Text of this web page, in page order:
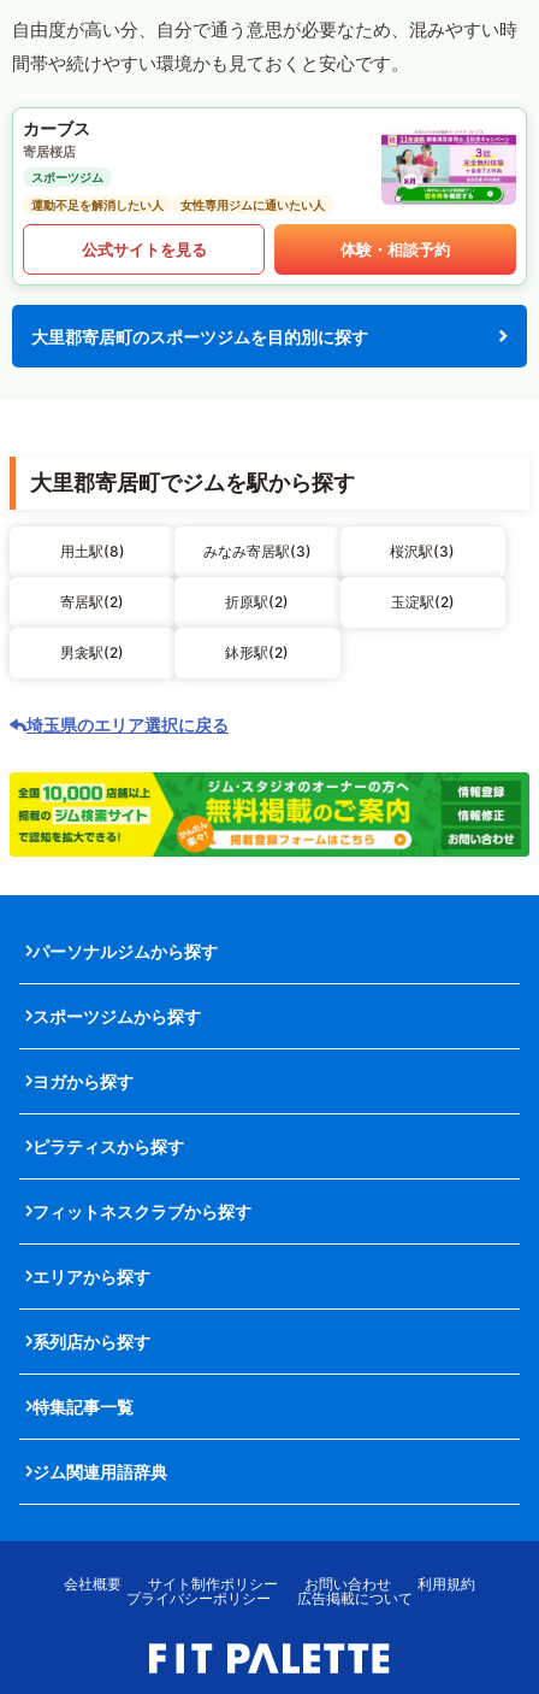
自由度が高い分、自分で通う意思が必要なため、混みやすい時
間帯や続けやすい環境かも見ておくと安心です。
カーブス
寄居桜店
スポーツジム
運動不足を解消したい人
女性専用ジムに通いたい人
公式サイトを見る 体験・相談予約
大里郡寄居町のスポーツジムを目的別に探す
大里郡寄居町でジムを駅から探す
用土駅(8) みなみ寄居駅(3) 桜沢駅(3)
寄居駅(2) 折原駅(2) 玉淀駅(2)
男衾駅(2) 鉢形駅(2)
埼玉県のエリア選択に戻る
パーソナルジムから探す
スポーツジムから探す
ヨガから探す
ピラティスから探す
フィットネスクラブから探す
エリアから探す
系列店から探す
特集記事一覧
ジム関連用語辞典
会社概要 サイト制作ポリシー お問い合わせ
利用規約
プライバシーポリシー
広告掲載について